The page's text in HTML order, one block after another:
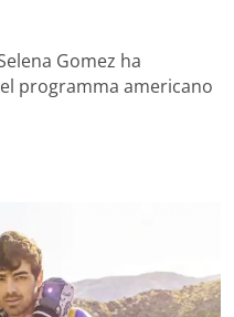
Gomez ha
programma americano